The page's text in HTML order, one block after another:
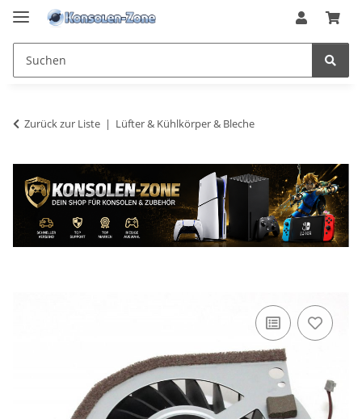
Zurück zur Liste Lüfter & Kühlkörper & Bleche